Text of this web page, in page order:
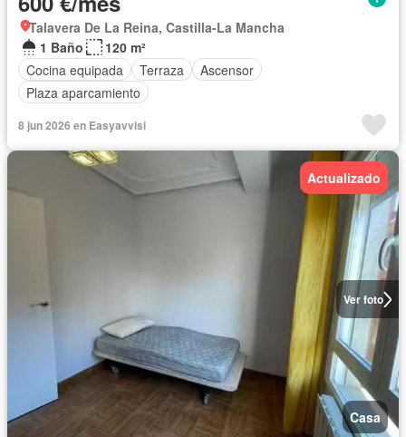
Talavera De La Reina, Castilla-La Mancha
1 Baño
120 m²
Cocina equipada
Terraza
Ascensor
Plaza aparcamiento
8 jun 2026 en Easyavvisi
Ver foto
Actualizado
Casa